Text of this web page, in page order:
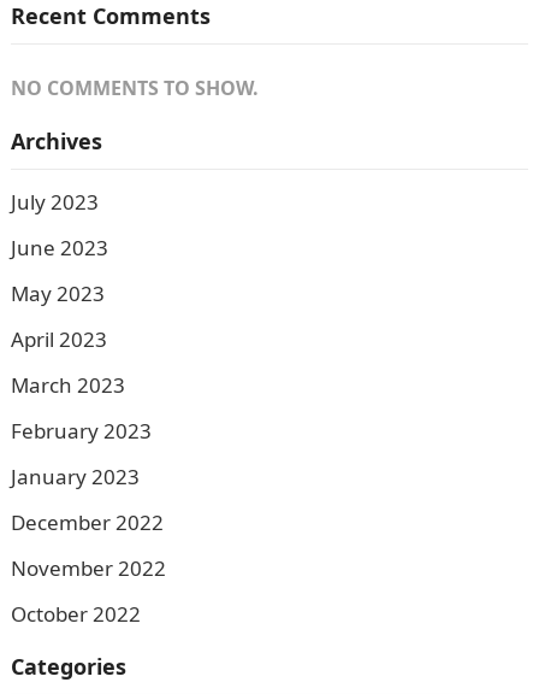
Recent Comments
NO COMMENTS TO SHOW.
Archives
July 2023
June 2023
May 2023
April 2023
March 2023
February 2023
January 2023
December 2022
November 2022
October 2022
Categories